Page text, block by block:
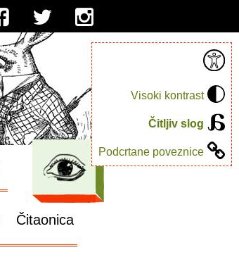
Visoki kontrast
Čitljiv slog
Podcrtane poveznice
Čitaonica